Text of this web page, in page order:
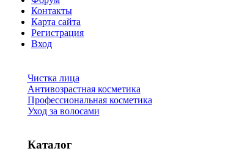
Контакты
Карта сайта
Регистрация
Вход
Чистка лица
Антивозрастная косметика
Профессиональная косметика
Уход за волосами
Каталог